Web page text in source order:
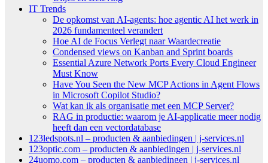
IT Trends
De opkomst van AI-agents: hoe agentic AI het werk in
2026 fundamenteel verandert
Hoe AI de Focus Verlegt naar Waardecreatie
Condensed views on Kanban and Sprint boards
Essential Azure Network Ports Every Cloud Engineer
Must Know
Have You Seen the New MCP Actions in Agent Flows
in Microsoft Copilot Studio?
Wat kan ik als organisatie met een MCP Server?
RAG in productie: waarom je AI-applicatie meer nodig
heeft dan een vectordatabase
123ledspots.nl – producten & aanbiedingen | j-services.nl
123optic.com – producten & aanbiedingen | j-services.nl
24uomo.com – producten & aanbiedingen | j-services.nl